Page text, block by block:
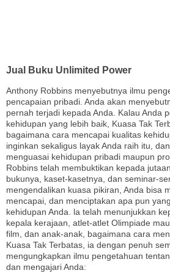
Jual Buku Unlimited Power
Anthony Robbins menyebutnya ilmu
pencapaian pribadi. Anda akan
pernah terjadi kepada Anda. Kalau Anda
kehidupan yang lebih baik, Kuasa Tak
bagaimana cara mencapai kualitas
inginkan sekaligus layak Anda raih itu,
menguasai kehidupan pribadi maupun
Robbins telah membuktikan kepada
bukunya, kaset-kasetnya, dan seminar-
mengendalikan kuasa pikiran, Anda bisa
mencapai, dan menciptakan apa pun
kehidupan Anda. la telah menunjukkan
kepala kerajaan, atlet-atlet Olimpiade
film, dan anak-anak, bagaimana cara
Kuasa Tak Terbatas, ia dengan penuh
mengungkapkan ilmu pengetahuan
dan mengajari Anda: